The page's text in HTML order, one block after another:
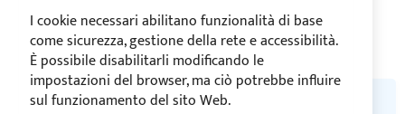
LEIDER KÖNNEN WIR KEINE PASSENDEN PRODUKTE ZU IHRER
I cookie necessari abilitano funzionalità di base
come sicurezza, gestione della rete e accessibilità.
È possibile disabilitarli modificando le
impostazioni del browser, ma ciò potrebbe influire
sul funzionamento del sito Web.